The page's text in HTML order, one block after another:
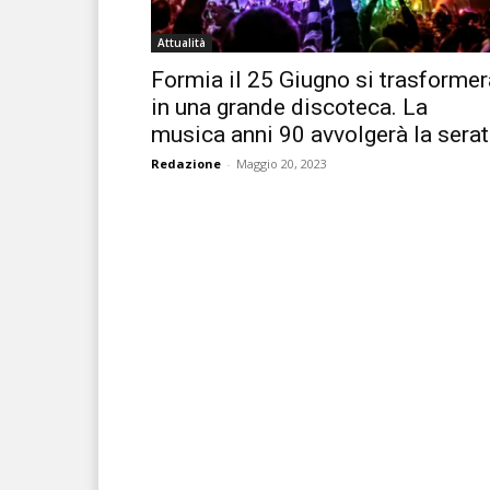
Attualità
Formia il 25 Giugno si
in una grande discoteca. La
musica anni 90 avvolgerà la
Redazione - Maggio 20, 2023